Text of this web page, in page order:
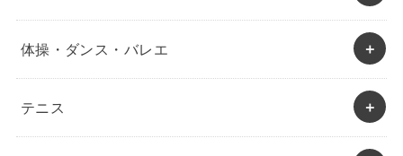
体操・ダンス・バレエ
テニス